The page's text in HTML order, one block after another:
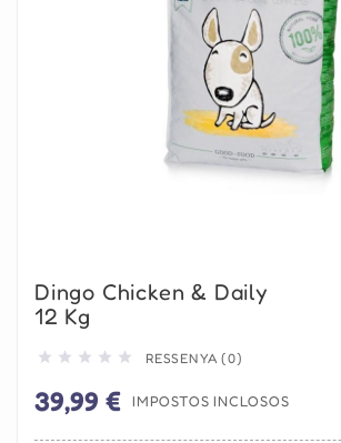
Dingo Chicken & Daily
12 Kg
     RESSENYA (0)
39,99 € IMPOSTOS INCLOSOS